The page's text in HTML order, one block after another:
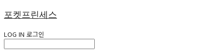
포켓프린세스
LOG IN 로그인